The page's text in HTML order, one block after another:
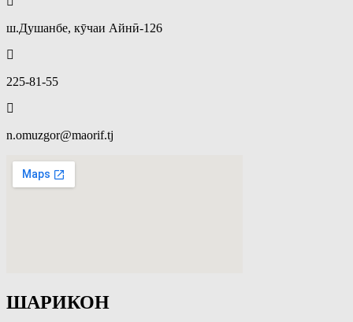
ш.Душанбе, кӯчаи Айнӣ-126
225-81-55
n.omuzgor@maorif.tj
ШАРИКОН